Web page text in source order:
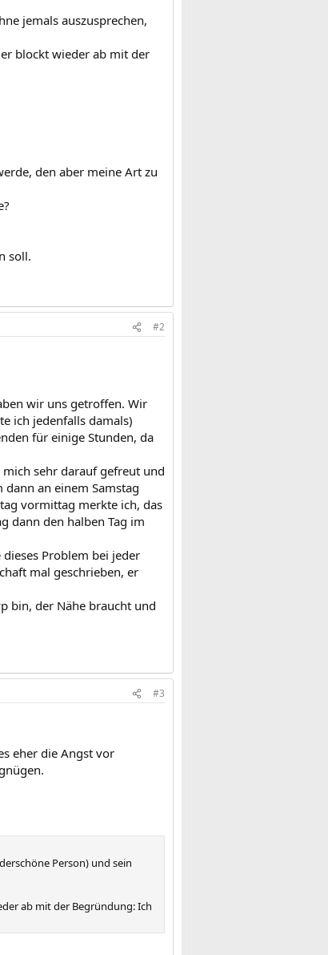
jemals auszusprechen,
blockt wieder ab mit der
den aber meine Art zu
soll.
#2
wir uns getroffen. Wir
ich jedenfalls damals)
für einige Stunden, da
sehr darauf gefreut und
an einem Samstag
vormittag merkte ich, das
dann den halben Tag im
Problem bei jeder
mal geschrieben, er
bin, der Nähe braucht und
#3
eher die Angst vor
Person) und sein
ab mit der Begründung: Ich